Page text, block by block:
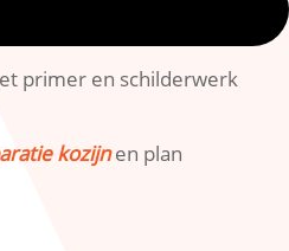
primer en schilderwerk
kozijnen plan